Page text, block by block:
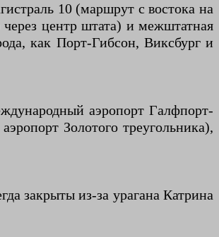
10 (маршрут с востока на
центр штата) и межштатная
как Порт-Гибсон, Виксбург и
аэропорт Галфпорт-
Золотого треугольника),
закрыты из-за урагана Катрина